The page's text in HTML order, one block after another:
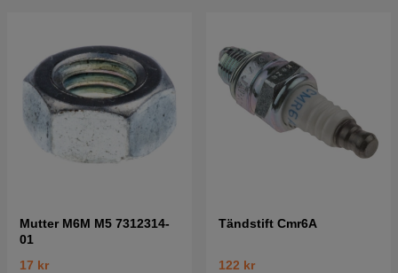
Mutter M6M M5 7312314-
01
17 kr
Tändstift Cmr6A
122 kr